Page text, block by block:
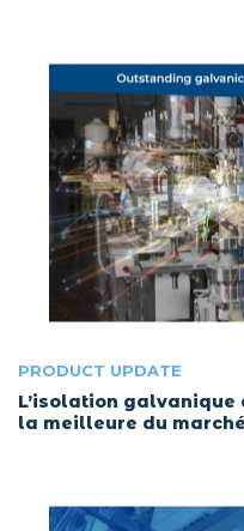
PRODUCT UPDATE
L’isolation galvanique
la meilleure du marché